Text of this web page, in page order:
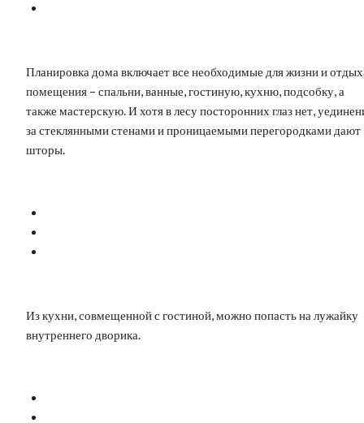
Планировка дома включает все необходимые для жизни и
помещения – спальни, ванные, гостиную, кухню, подсобку, а
также мастерскую. И хотя в лесу посторонних глаз нет,
за стеклянными стенами и проницаемыми перегородками дают
шторы.
Из кухни, совмещенной с гостиной, можно попасть на лужайку
внутреннего дворика.